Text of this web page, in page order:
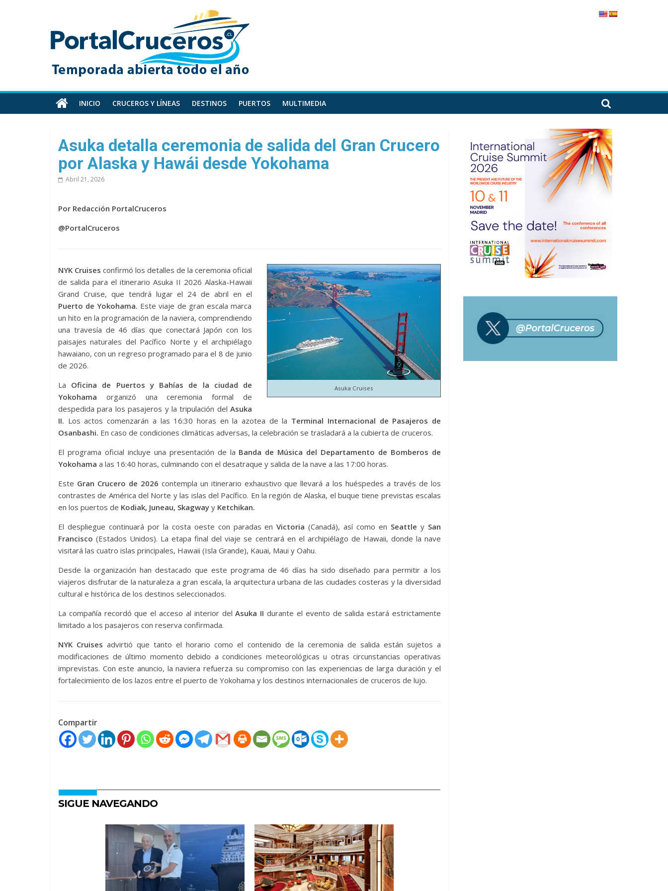
PortalCruceros
Toda
información
cruceros
en
un
sitio
INICIO CRUCEROS Y LÍNEAS DESTINOS PUERTOS MULTIMEDIA
Asuka detalla ceremonia de salida del Gran Crucero
por Alaska y Hawái desde Yokohama
Abril 21, 2026
Por Redacción PortalCruceros
@PortalCruceros
Asuka Cruises
NYK Cruises confirmó los detalles de la ceremonia oficial
de salida para el itinerario Asuka II 2026 Alaska-Hawaii
Grand Cruise, que tendrá lugar el 24 de abril en el
Puerto de Yokohama. Este viaje de gran escala marca
un hito en la programación de la naviera, comprendiendo
una travesía de 46 días que conectará Japón con los
paisajes naturales del Pacífico Norte y el archipiélago
hawaiano, con un regreso programado para el 8 de junio
de 2026.
La Oficina de Puertos y Bahías de la ciudad de
Yokohama organizó una ceremonia formal de
despedida para los pasajeros y la tripulación del Asuka
II. Los actos comenzarán a las 16:30 horas en la azotea de la Terminal Internacional de Pasajeros de
Osanbashi. En caso de condiciones climáticas adversas, la celebración se trasladará a la cubierta de cruceros.
El programa oficial incluye una presentación de la Banda de Música del Departamento de Bomberos de
Yokohama a las 16:40 horas, culminando con el desatraque y salida de la nave a las 17:00 horas.
Este Gran Crucero de 2026 contempla un itinerario exhaustivo que llevará a los huéspedes a través de los
contrastes de América del Norte y las islas del Pacífico. En la región de Alaska, el buque tiene previstas escalas
en los puertos de Kodiak, Juneau, Skagway y Ketchikan.
El despliegue continuará por la costa oeste con paradas enVictoria (Canadá), así como en Seattle y San
Francisco (Estados Unidos). La etapa final del viaje se centrará en el archipiélago de Hawaii, donde la nave
visitará las cuatro islas principales, Hawaii (Isla Grande), Kauai, Maui y Oahu.
Desde la organización han destacado que este programa de 46 días ha sido diseñado para permitir a los
viajeros disfrutar de la naturaleza a gran escala, la arquitectura urbana de las ciudades costeras y la diversidad
cultural e histórica de los destinos seleccionados.
La compañía recordó que el acceso al interior delAsuka II durante el evento de salida estará estrictamente
limitado a los pasajeros con reserva confirmada.
NYK Cruises advirtió que tanto el horario como el contenido de la ceremonia de salida están sujetos a
modificaciones de último momento debido a condiciones meteorológicas u otras circunstancias operativas
imprevistas. Con este anuncio, la naviera refuerza su compromiso con las experiencias de larga duración y el
fortalecimiento de los lazos entre el puerto de Yokohama y los destinos internacionales de cruceros de lujo.
Compartir
SIGUE NAVEGANDO